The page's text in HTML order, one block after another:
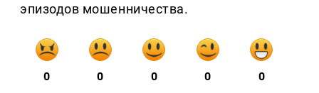
эпизодов мошенничества.
0 0 0 0 0